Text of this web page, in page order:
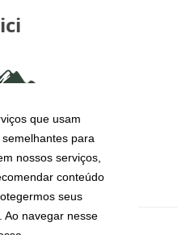
que usam
para
nossos serviços,
conteúdo
seus
Ao navegar nesse